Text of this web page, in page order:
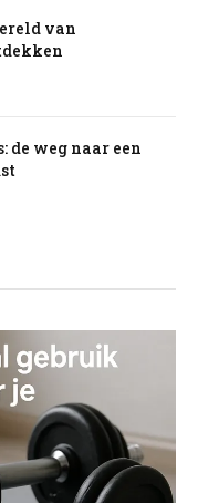
van
de weg naar een